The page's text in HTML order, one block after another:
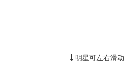
明星可左右滑动